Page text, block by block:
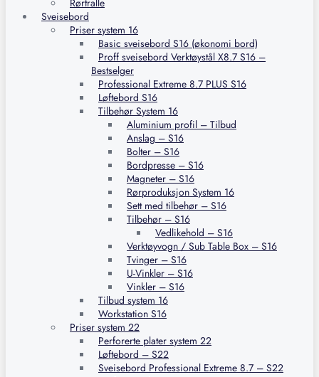
Rørtralle
Sveisebord
Priser system 16
Basic sveisebord S16 (økonomi bord)
Proff sveisebord Verktøystål X8.7 S16 –
Bestselger
Professional Extreme 8.7 PLUS S16
Løftebord S16
Tilbehør System 16
Aluminium profil – Tilbud
Anslag – S16
Bolter – S16
Bordpresse – S16
Magneter – S16
Rørproduksjon System 16
Sett med tilbehør – S16
Tilbehør – S16
Vedlikehold – S16
Verktøyvogn / Sub Table Box – S16
Tvinger – S16
U-Vinkler – S16
Vinkler – S16
Tilbud system 16
Workstation S16
Priser system 22
Perforerte plater system 22
Løftebord – S22
Sveisebord Professional Extreme 8.7 – S22